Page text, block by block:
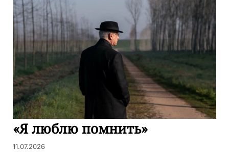
«Я люблю помнить»
11.07.2026